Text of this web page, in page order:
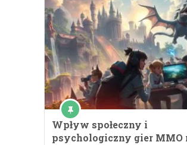
Wpływ społeczny i
psychologiczny gier MMO